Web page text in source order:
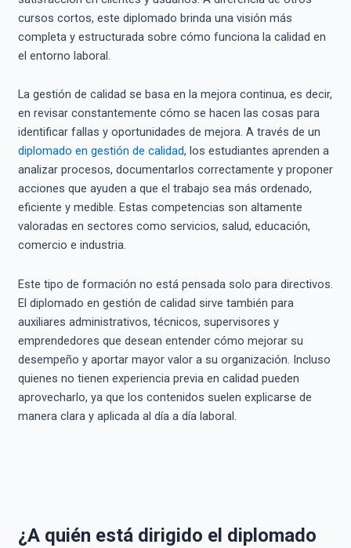
cursos cortos, este diplomado brinda una visión más
completa y estructurada sobre cómo funciona la calidad en
el entorno laboral.
La gestión de calidad se basa en la mejora continua, es decir,
en revisar constantemente cómo se hacen las cosas para
identificar fallas y oportunidades de mejora. A través de un
diplomado en gestión de calidad, los estudiantes aprenden a
analizar procesos, documentarlos correctamente y proponer
acciones que ayuden a que el trabajo sea más ordenado,
eficiente y medible. Estas competencias son altamente
valoradas en sectores como servicios, salud, educación,
comercio e industria.
Este tipo de formación no está pensada solo para directivos.
El diplomado en gestión de calidad sirve también para
auxiliares administrativos, técnicos, supervisores y
emprendedores que desean entender cómo mejorar su
desempeño y aportar mayor valor a su organización. Incluso
quienes no tienen experiencia previa en calidad pueden
aprovecharlo, ya que los contenidos suelen explicarse de
manera clara y aplicada al día a día laboral.
¿A quién está dirigido el diplomado